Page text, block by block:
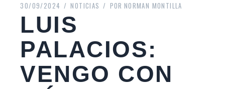
30/09/2024 NOTICIAS POR NORMAN MONTILLA
LUIS
PALACIOS:
VENGO CON